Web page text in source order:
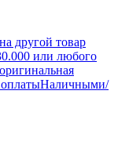
другой товар
или любого
Наличными/